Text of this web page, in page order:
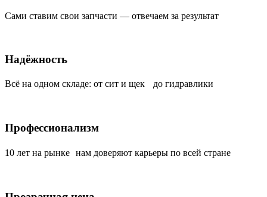
Сами ставим свои запчасти — отвечаем за результат
Надёжность
Всё на одном складе: от сит и щек до гидравлики
Профессионализм
10 лет на рынке нам доверяют карьеры по всей стране